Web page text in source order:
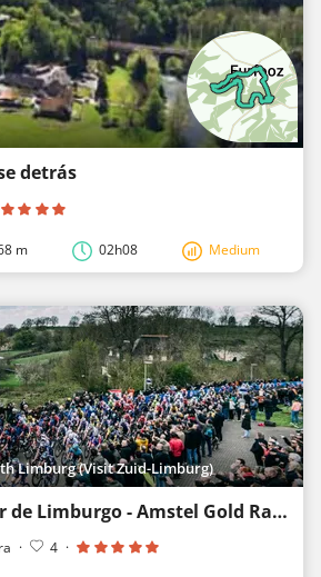
detrás
m 02h08 Medium
Limburg (Visit Zuid-Limburg)
Ruta ciclista - Sur de Limburgo - Amstel Gold Race-Lazo 2
· 4 ·